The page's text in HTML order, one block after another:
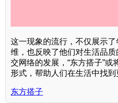
这一现象的流行，不仅展示
维，也反映了他们对生活品
交网络的发展，“东方搭子”
形式，帮助人们在生活中找到
东方搭子